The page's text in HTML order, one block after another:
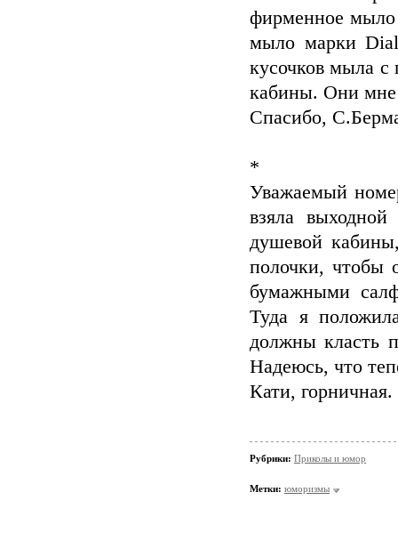
фирменное мыло
мыло марки
кусочков мыла
кабины. Они
Спасибо,
*
Уважаемый
взяла
душевой
полочки, чтобы
бумажными
Туда я
должны класть
Надеюсь, что
Кати, горничная.
Рубрики: Приколы и юмор
Метки: юморизмы